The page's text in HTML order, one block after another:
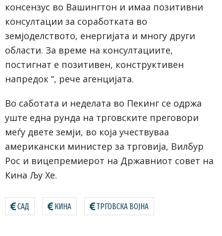
консензус во Вашингтон и имаа позитивни
консултации за соработката во
земјоделството, енергијата и многу други
области. За време на консултациите,
постигнат е позитивен, конструктивен
напредок “, рече агенцијата.
Во саботата и неделата во Пекинг се одржа
уште една рунда на трговските преговори
меѓу двете земји, во која учествуваа
американски министер за трговија, Вилбур
Рос и вицепремиерот на Државниот совет на
Кина Љу Хе.
САД КИНА ТРГОВСКА ВОЈНА